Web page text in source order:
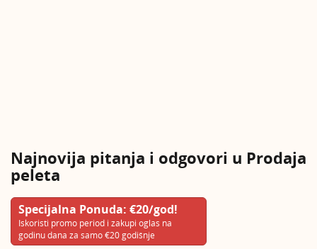
Najnovija pitanja i odgovori u Prodaja
peleta
Specijalna Ponuda: €20/god!
Iskoristi promo period i zakupi oglas na
godinu dana za samo €20 godišnje